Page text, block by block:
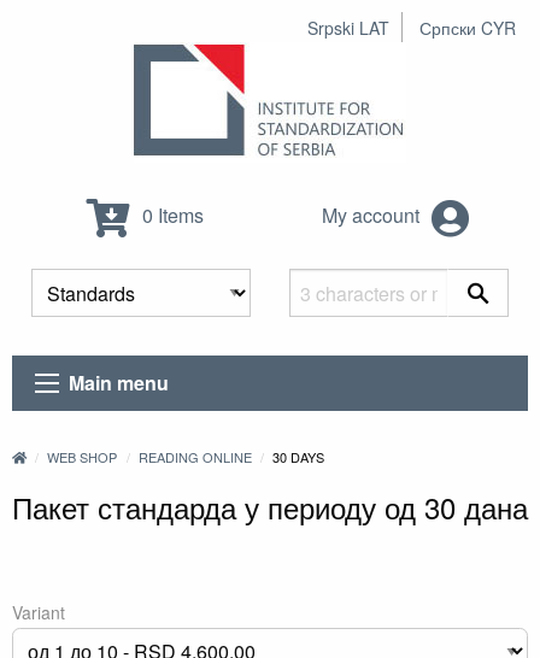
Srpski LAT Српски CYR
0 Items My account
Main menu
WEB SHOP READING ONLINE 30 DAYS
Пакет стандарда у периоду од 30 дана
Variant